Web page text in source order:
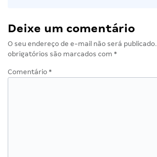
Deixe um comentário
O seu endereço de e-mail não será publicado.
obrigatórios são marcados com *
Comentário *